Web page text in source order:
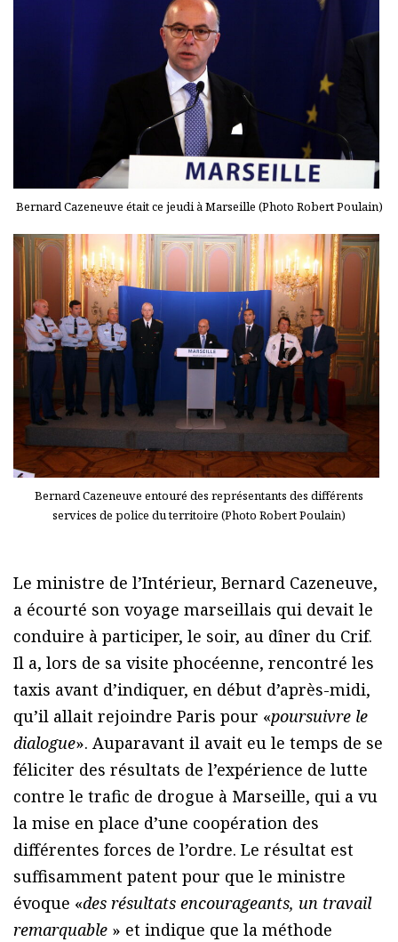
Bernard Cazeneuve était ce jeudi à Marseille (Photo Robert Poulain)
Bernard Cazeneuve entouré des représentants des différents
services de police du territoire (Photo Robert Poulain)
Le ministre de l’Intérieur, Bernard Cazeneuve,
a écourté son voyage marseillais qui devait le
conduire à participer, le soir, au dîner du Crif.
Il a, lors de sa visite phocéenne, rencontré les
taxis avant d’indiquer, en début d’après-midi,
qu’il allait rejoindre Paris pour «poursuivre le
dialogue». Auparavant il avait eu le temps de se
féliciter des résultats de l’expérience de lutte
contre le trafic de drogue à Marseille, qui a vu
la mise en place d’une coopération des
différentes forces de l’ordre. Le résultat est
suffisamment patent pour que le ministre
évoque «des résultats encourageants, un travail
remarquable » et indique que la méthode